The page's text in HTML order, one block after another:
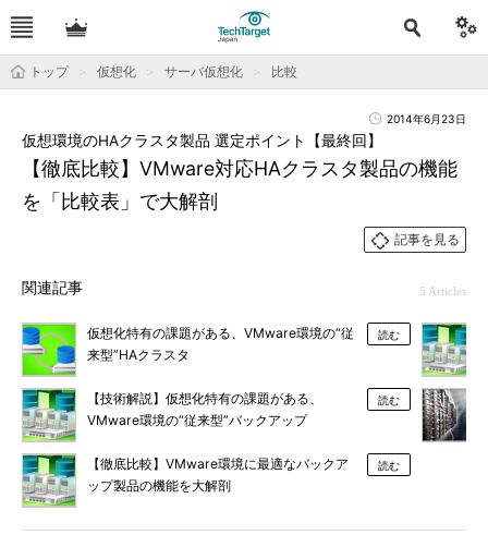
トップ 仮想化 サーバ仮想化 比較
2014年6月23日
【徹底比較】VMware対応HAクラスタ製品の機能
を「比較表」で大解剖
仮想環境のHAクラスタ製品 選定ポイント【最終回】
記事を見る
関連記事 5 Articles
仮想化特有の課題がある、VMware環境の“従
来型”HAクラスタ
読む
【技術解説】仮想化特有の課題がある、
VMware環境の“従来型”バックアップ
読む
【徹底比較】VMware環境に最適なバックア
ップ製品の機能を大解剖
読む